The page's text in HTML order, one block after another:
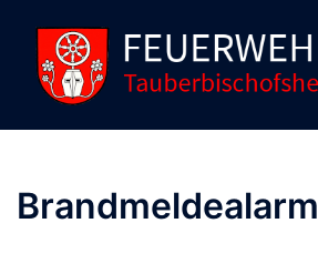
Inhalt
springen
Brandmeldealarm